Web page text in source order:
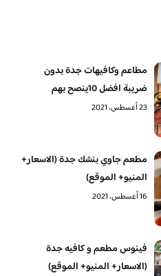
مطاعم وكافيهات جدة بدون
ضريبة افضل 10ينصح بهم
23 أغسطس، 2021
مطعم جاوي بنشك جدة (الاسعار+
المنيو+ الموقع)
16 أغسطس، 2021
فينوس مطعم و كافيه جدة
(الاسعار+ المنيو+ الموقع)